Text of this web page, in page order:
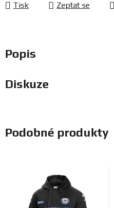
Tisk Zeptat se
Popis
Diskuze
Podobné produkty